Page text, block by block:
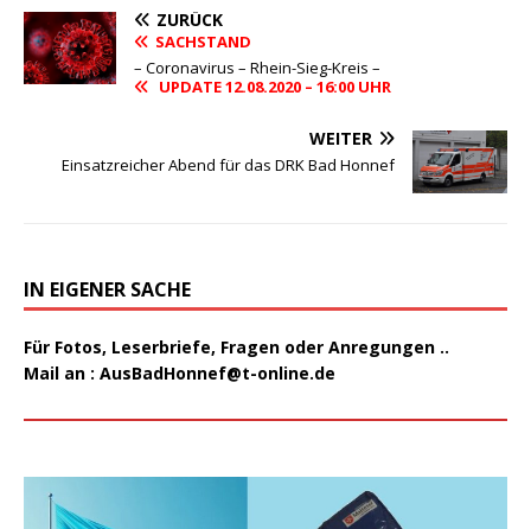
ZURÜCK
SACHSTAND
– Coronavirus – Rhein-Sieg-Kreis –
UPDATE 12.08.2020 – 16:00 UHR
WEITER
Einsatzreicher Abend für das DRK Bad Honnef
IN EIGENER SACHE
Für Fotos, Leserbriefe, Fragen oder Anregungen ..
Mail an : AusBadHonnef@t-online.de